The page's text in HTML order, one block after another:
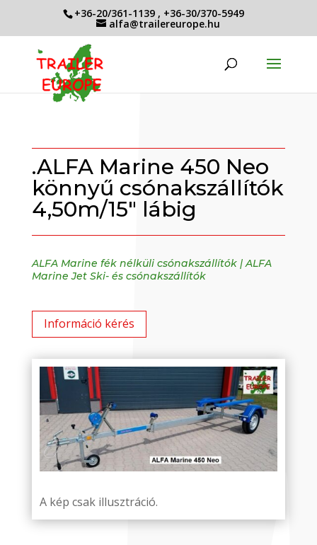
+36-20/361-1139 , +36-30/370-5949
alfa@trailereurope.hu
.ALFA Marine 450 Neo
könnyű csónakszállítók
4,50m/15″ lábig
ALFA Marine fék nélküli csónakszállítók| ALFA
Marine Jet Ski- és csónakszállítók
Információ kérés
A kép csak illusztráció.